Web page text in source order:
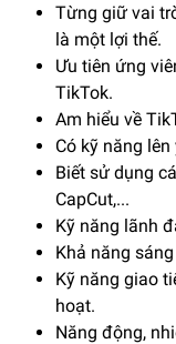
Từng giữ vai
là một lợi thế.
Ưu tiên ứng
TikTok.
Am hiểu về
Có kỹ năng
Biết sử dụng
CapCut,...
Kỹ năng lãnh
Khả năng
Kỹ năng giao
hoạt.
Năng động,